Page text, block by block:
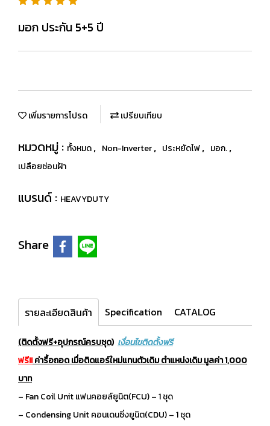
มอก ประกัน 5+5 ปี
เพิ่มรายการโปรด เปรียบเทียบ
หมวดหมู่ : ทั้งหมด, Non-Inverter, ประหยัดไฟ, มอก.,
เปลือยซ่อนฝ้า
แบรนด์ : HEAVYDUTY
Share
รายละเอียดสินค้า Specification CATALOG
(ติดตั้งฟรี+อุปกรณ์ครบชุด) เงื่อนไขติดตั้งฟรี
ฟรี!!ค่ารื้อถอด เมื่อติดแอร์ใหม่แทนตัวเดิม ตำแหน่งเดิม มูลค่า 1,000
บาท
– Fan Coil Unit แฟนคอยล์ยูนิต(FCU) – 1 ชุด
– Condensing Unit คอนเดนซิ่งยูนิต(CDU) – 1 ชุด